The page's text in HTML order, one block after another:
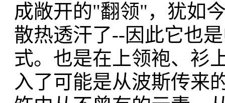
成敞开的"翻领"，犹如
散热透汗了--因此它也
式。也是在上领袍、衫
入了可能是从波斯传来